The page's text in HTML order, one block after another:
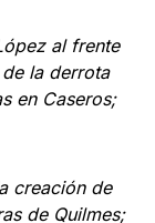
al frente
la derrota
en Ca­seros;
creación de
de Quil­mes;